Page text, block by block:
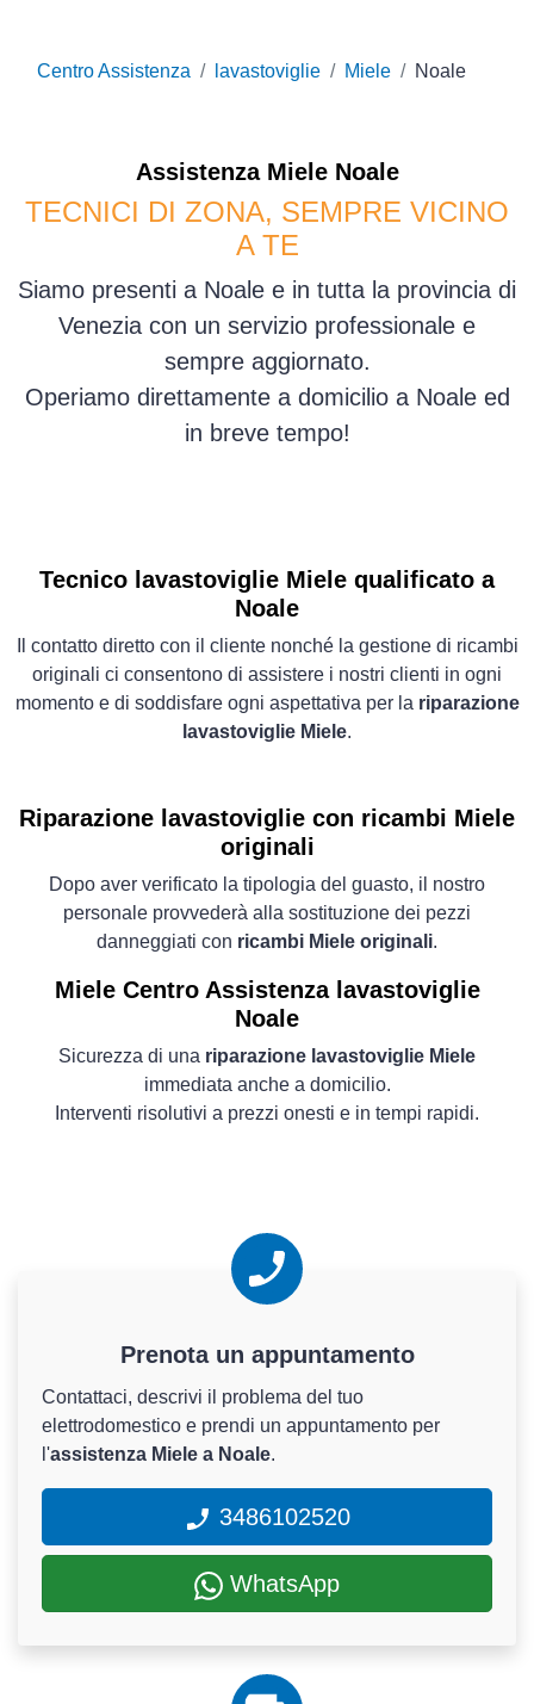
Centro Assistenza lavastoviglie Miele Noale
Assistenza MieleNoale
TECNICI DI ZONA, SEMPRE VICINO
A TE
Siamo presenti a Noale e in tutta la provincia di
Venezia con un servizio professionale e
sempre aggiornato.
Operiamo direttamente a domicilio a Noale ed
in breve tempo!
Tecnico lavastoviglie Miele qualificato a
Noale
Il contatto diretto con il cliente nonché la gestione di ricambi
originali ci consentono di assistere i nostri clienti in ogni
momento e di soddisfare ogni aspettativa per la riparazione
lavastoviglie Miele.
Riparazione lavastoviglie con ricambi Miele
originali
Dopo aver verificato la tipologia del guasto, il nostro
personale provvederà alla sostituzione dei pezzi
danneggiati con ricambi Miele originali.
Miele Centro Assistenza lavastoviglie
Noale
Sicurezza di una riparazione lavastoviglie Miele
immediata anche a domicilio.
Interventi risolutivi a prezzi onesti e in tempi rapidi.
Prenota un appuntamento
Contattaci, descrivi il problema del tuo
elettrodomestico e prendi un appuntamento per
l'assistenza Miele a Noale.
3486102520
WhatsApp